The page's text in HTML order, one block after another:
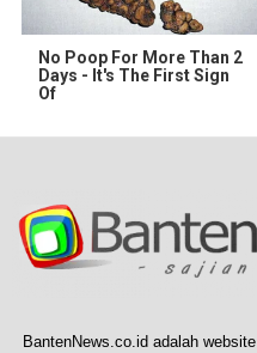
No Poop For More Than 2
Days - It's The First Sign
Of
BantenNews.co.id adalah